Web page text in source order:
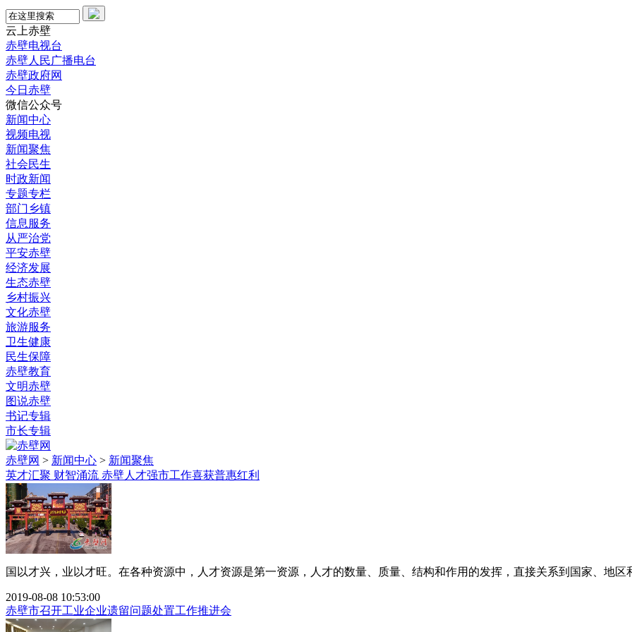
云上赤壁
赤壁电视台
赤壁人民广播电台
赤壁政府网
今日赤壁
微信公众号
新闻中心
视频电视
新闻聚焦
社会民生
时政新闻
专题专栏
部门乡镇
信息服务
从严治党
平安赤壁
经济发展
生态赤壁
乡村振兴
文化赤壁
旅游服务
卫生健康
民生保障
赤壁教育
文明赤壁
图说赤壁
书记专辑
市长专辑
赤壁网 > 新闻中心 > 新闻聚焦
英才汇聚 财智涌流 赤壁人才强市工作喜获普惠红利
国以才兴，业以才旺。在各种资源中，人才资源是第一资源，人才的数量、质量、结构和作用的发挥，直接关系到国家、地区
2019-08-08 10:53:00
赤壁市召开工业企业遗留问题处置工作推进会